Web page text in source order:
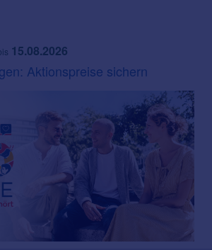
15.08.2026
Aktionspreise sichern